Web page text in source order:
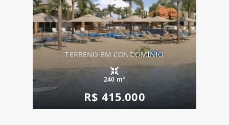
TERRENO EM CONDOMÍNIO
240 m²
R$ 415.000